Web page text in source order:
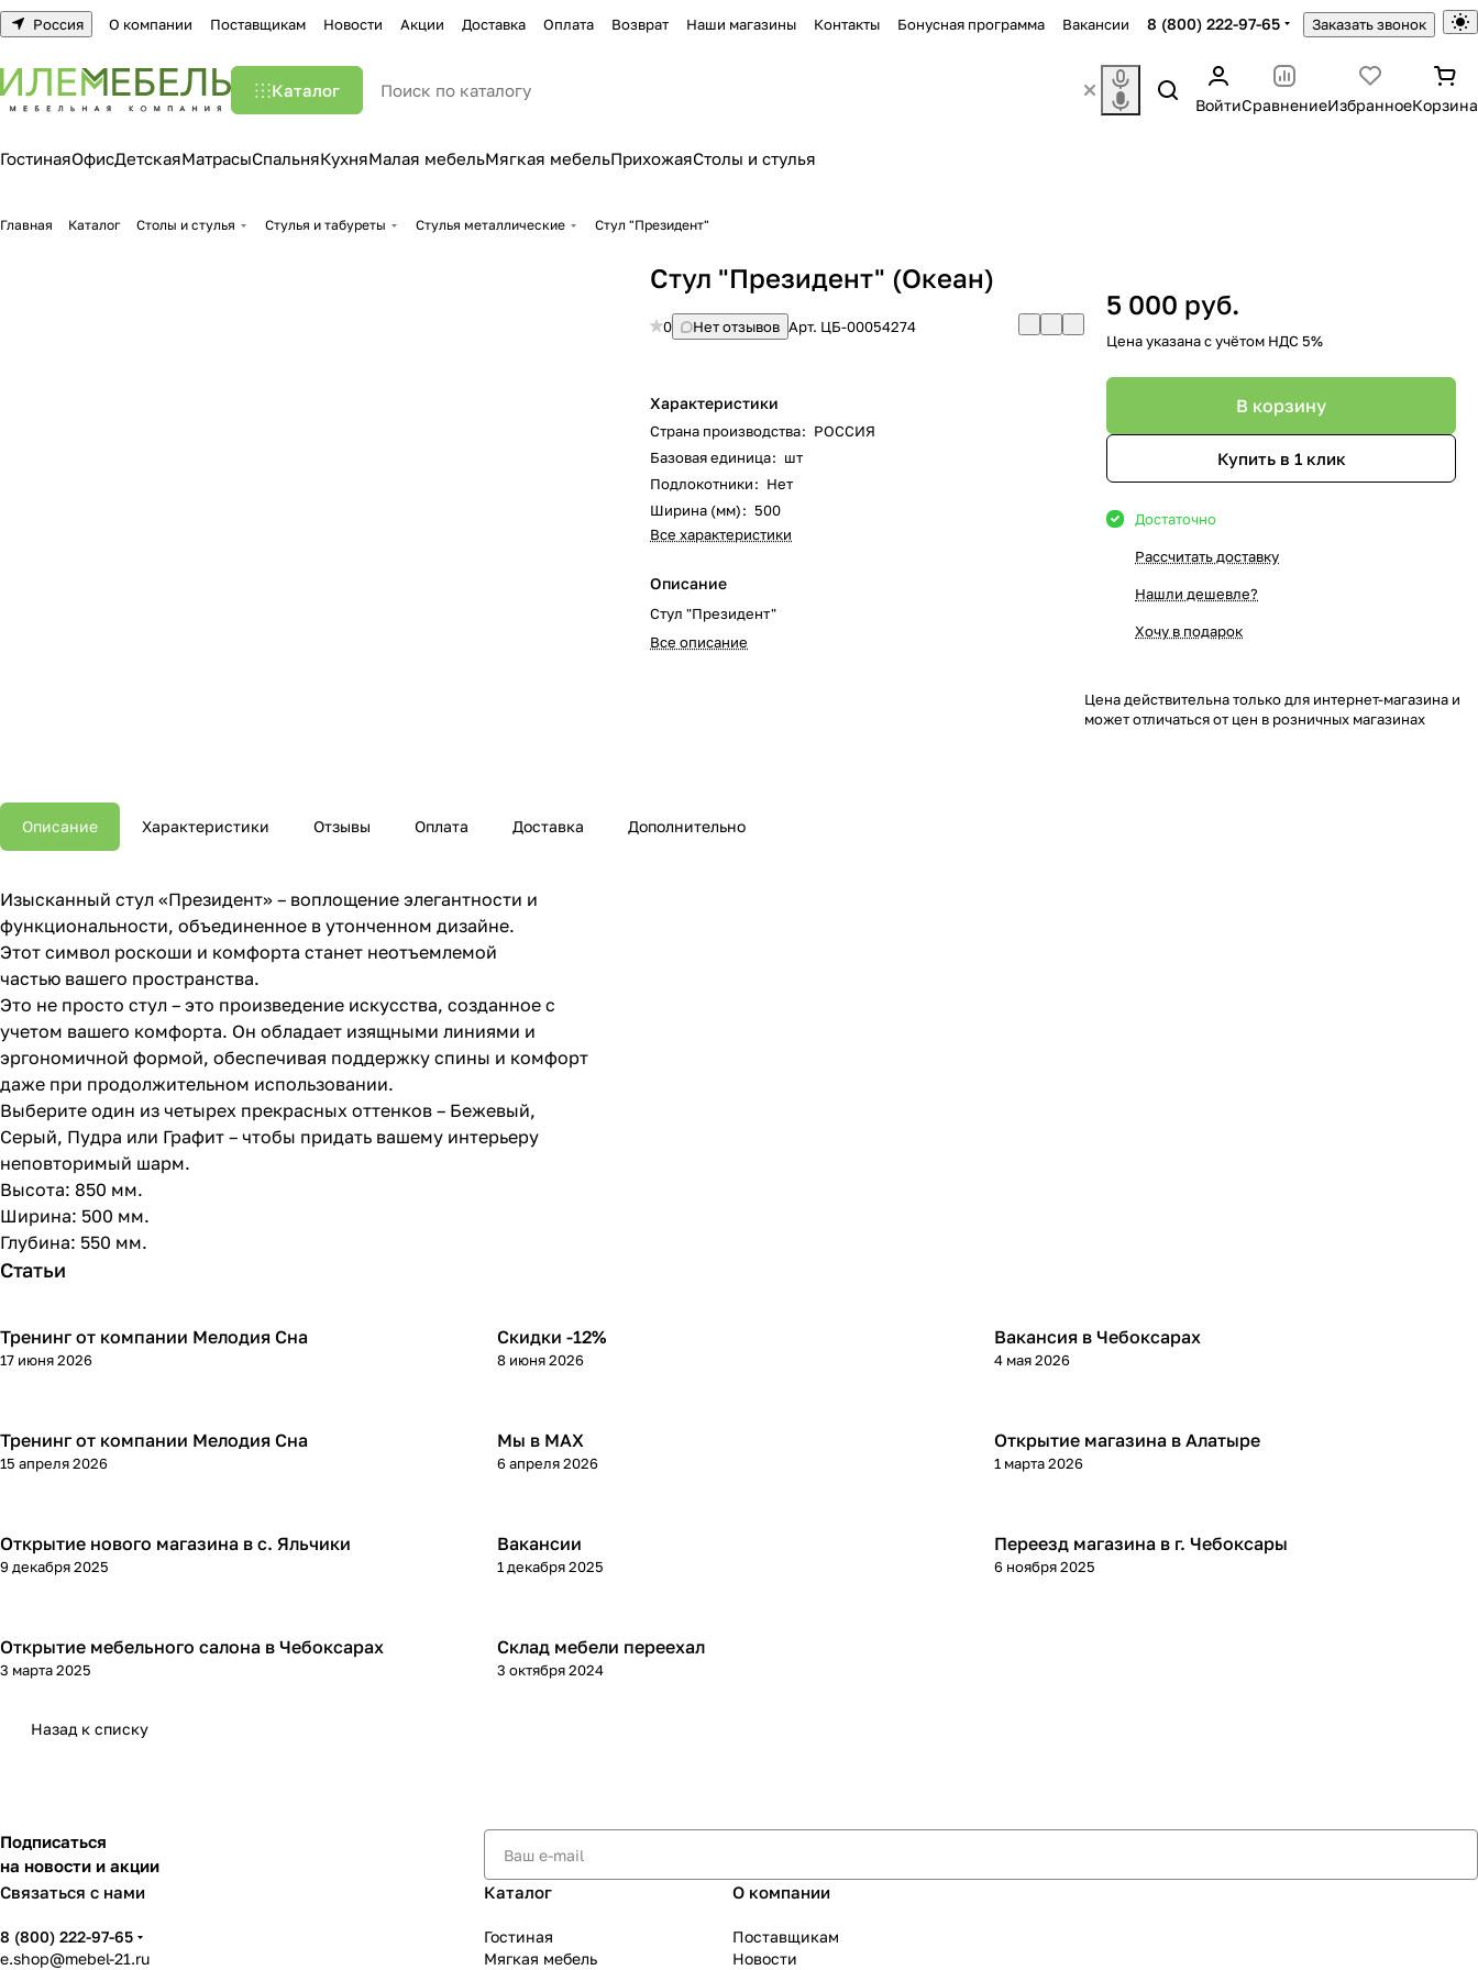
Россия О компании Поставщикам Новости Акции Доставка Оплата Возврат Наши магазины Контакты Бонусная программа Вакансии 8 (800) 222-97-65 Заказать звонок
Каталог
ВойтиСравнениеИзбранноеКорзина
ГостинаяОфисДетскаяМатрасыСпальняКухняМалая мебельМягкая мебельПрихожаяСтолы и стулья
Главная Каталог Столы и стулья Стулья и табуреты Стулья металлические Стул "Президент"
Стул "Президент" (Океан)
0 Нет отзывов Арт. ЦБ-00054274
Характеристики
Страна производства: РОССИЯ
Базовая единица: шт
Подлокотники: Нет
Ширина (мм): 500
Все характеристики
Описание
Стул "Президент"
Все описание
5 000 руб.
Цена указана с учётом НДС 5%
В корзину
Купить в 1 клик
Достаточно
Рассчитать доставку
Нашли дешевле?
Хочу в подарок
Цена действительна только для интернет-магазина и
может отличаться от цен в розничных магазинах
Описание Характеристики Отзывы Оплата Доставка Дополнительно
Изысканный стул «Президент» – воплощение элегантности и
функциональности, объединенное в утонченном дизайне.
Этот символ роскоши и комфорта станет неотъемлемой
частью вашего пространства.
Это не просто стул – это произведение искусства, созданное с
учетом вашего комфорта. Он обладает изящными линиями и
эргономичной формой, обеспечивая поддержку спины и комфорт
даже при продолжительном использовании.
Выберите один из четырех прекрасных оттенков – Бежевый,
Серый, Пудра или Графит – чтобы придать вашему интерьеру
неповторимый шарм.
Высота: 850 мм.
Ширина: 500 мм.
Глубина: 550 мм.
Статьи
Тренинг от компании Мелодия Сна
17 июня 2026
Скидки -12%
8 июня 2026
Вакансия в Чебоксарах
4 мая 2026
Тренинг от компании Мелодия Сна
15 апреля 2026
Мы в МАХ
6 апреля 2026
Открытие магазина в Алатыре
1 марта 2026
Открытие нового магазина в с. Яльчики
9 декабря 2025
Вакансии
1 декабря 2025
Переезд магазина в г. Чебоксары
6 ноября 2025
Открытие мебельного салона в Чебоксарах
3 марта 2025
Склад мебели переехал
3 октября 2024
Назад к списку
Подписаться
на новости и акции
Связаться с нами
8 (800) 222-97-65
e.shop@mebel-21.ru
Каталог
Гостиная
Мягкая мебель
О компании
Поставщикам
Новости